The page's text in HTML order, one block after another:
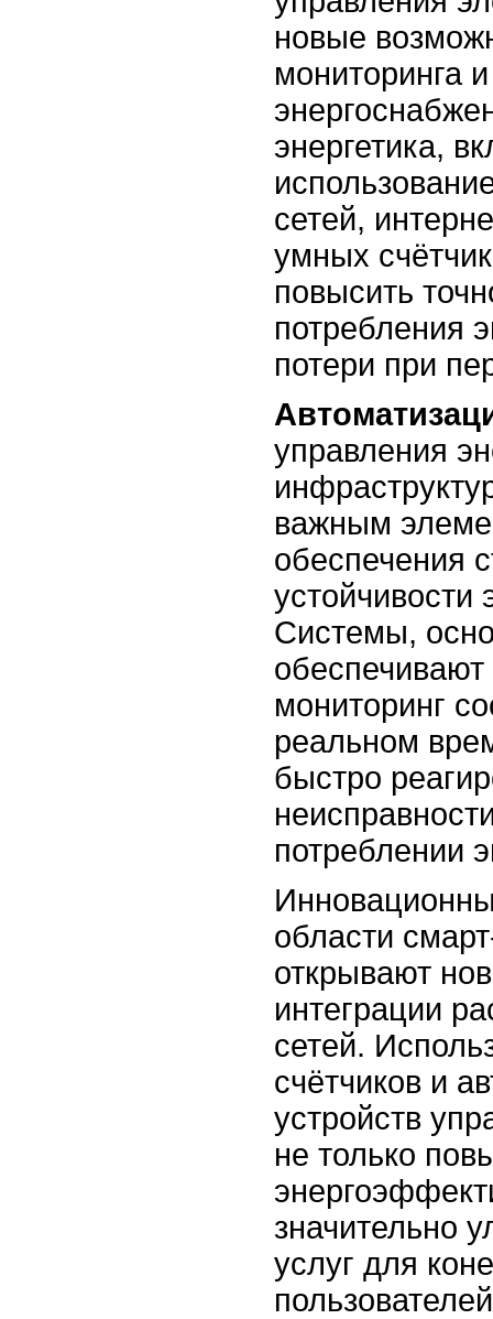
новые
мониторинга
энергетика,
сетей,
умных
повысить
потребления
потери при
управления
важным
обеспечения
устойчивости
Системы,
мониторинг
реальном
быстро
потреблении
области
открывают
интеграции
сетей.
счётчиков и
устройств
не только
значительно
услуг для